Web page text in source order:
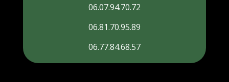
06.07.94.70.72
06.81.70.95.89
06.77.84.68.57